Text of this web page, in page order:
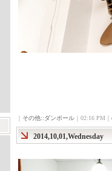
その他::ダンボール ｜02:16 PM｜
2014,10,01,Wednesday